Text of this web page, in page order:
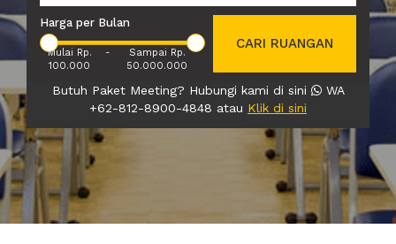
Harga per Bulan
Mulai Rp.
100.000
-
Sampai Rp.
50.000.000
CARI RUANGAN
Butuh Paket Meeting? Hubungi kami di sini
WA
+62-812-8900-4848 atau Klik di sini